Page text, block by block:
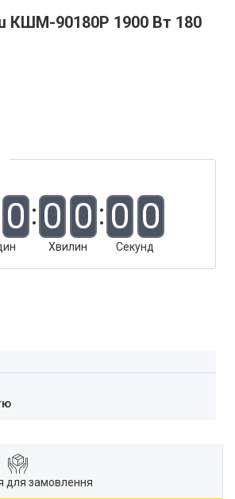
КШМ-90180Р 1900 Вт 180
0 0 0
Хвилин
0 0
Секунд
для замовлення